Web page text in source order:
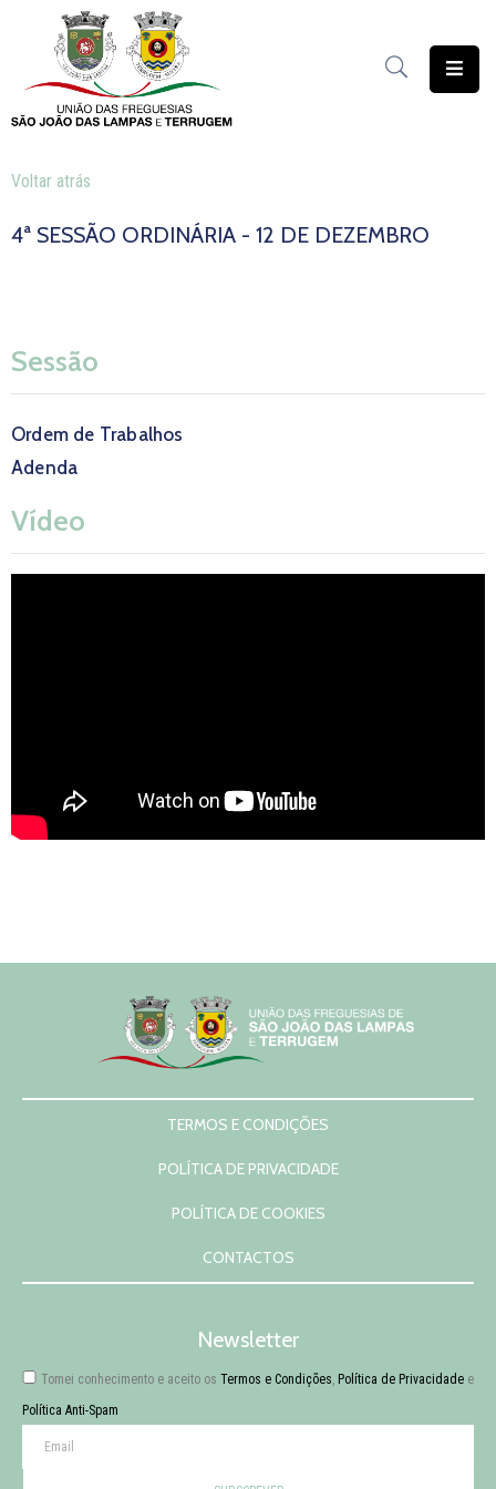
União
das
Pública
Património
Notícias
Contactos
Voltar atrás
4ª SESSÃO ORDINÁRIA - 12 DE DEZEMBRO
Sessão
Ordem de Trabalhos
Adenda
Vídeo
TERMOS E CONDIÇÕES
POLÍTICA DE PRIVACIDADE
POLÍTICA DE COOKIES
CONTACTOS
Newsletter
Tomei conhecimento e aceito os Termos e Condições, Política de Privacidade e
Política Anti-Spam